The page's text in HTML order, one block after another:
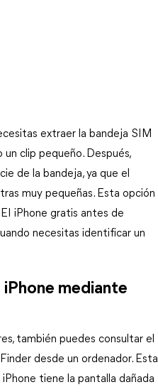
extraer la bandeja SIM
clip pequeño. Después,
de la bandeja, ya que el
muy pequeñas. Esta opción
iPhone gratis antes de
necesitas identificar un
mediante
también puedes consultar el
desde un ordenador. Esta
tiene la pantalla dañada